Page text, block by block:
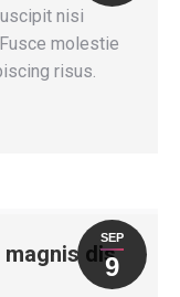
nisi
molestie
risus.
SEP
9
magnis dis